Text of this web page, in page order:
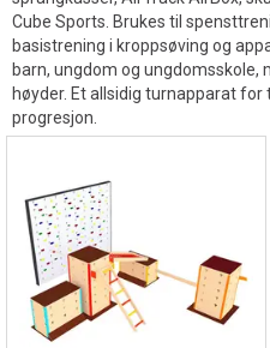
Cube Sports. Brukes til
basistrening i kroppsøving og
barn, ungdom og ungdomsskole,
høyder. Et allsidig turnapparat
progresjon.